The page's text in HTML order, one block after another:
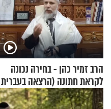
הרב זמיר כהן - בחירה נכונה
לקראת חתונה (הרצאה בעברית
+ צרפתית)